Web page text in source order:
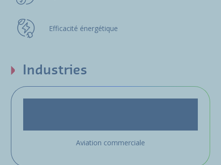
Efficacité énergétique
Industries
Aviation commerciale